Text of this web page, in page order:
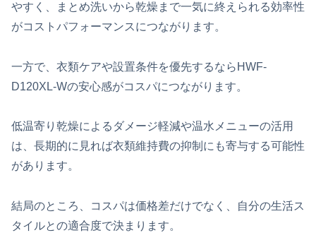
やすく、まとめ洗いから乾燥まで一気に終えられる効率性
がコストパフォーマンスにつながります。
一方で、衣類ケアや設置条件を優先するならHWF-
D120XL-Wの安心感がコスパにつながります。
低温寄り乾燥によるダメージ軽減や温水メニューの活用
は、長期的に見れば衣類維持費の抑制にも寄与する可能性
があります。
結局のところ、コスパは価格差だけでなく、自分の生活ス
タイルとの適合度で決まります。